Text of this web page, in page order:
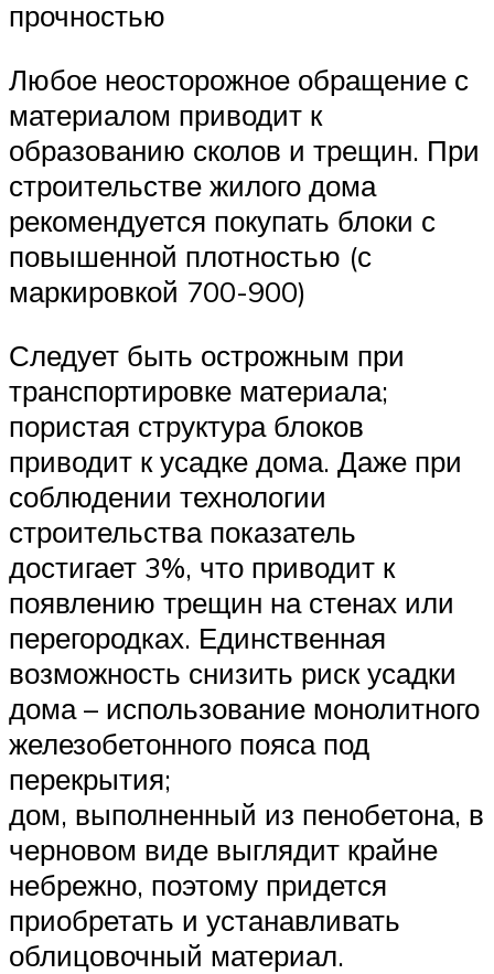
прочностью
Любое неосторожное обращение с
материалом приводит к
образованию сколов и трещин. При
строительстве жилого дома
рекомендуется покупать блоки с
повышенной плотностью (с
маркировкой 700-900)
Следует быть острожным при
транспортировке материала;
пористая структура блоков
приводит к усадке дома. Даже при
соблюдении технологии
строительства показатель
достигает 3%, что приводит к
появлению трещин на стенах или
перегородках. Единственная
возможность снизить риск усадки
дома – использование монолитного
железобетонного пояса под
перекрытия;
дом, выполненный из пенобетона, в
черновом виде выглядит крайне
небрежно, поэтому придется
приобретать и устанавливать
облицовочный материал.